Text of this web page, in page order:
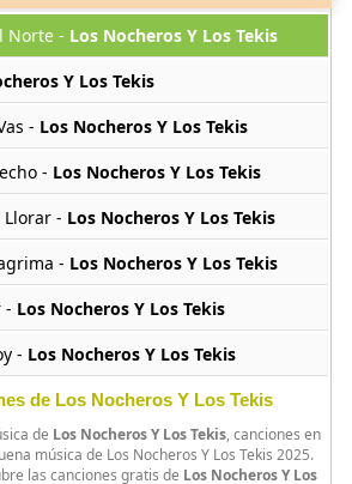
Norte - Los Nocheros Y Los Tekis
Y Los Tekis
- Los Nocheros Y Los Tekis
- Los Nocheros Y Los Tekis
- Los Nocheros Y Los Tekis
- Los Nocheros Y Los Tekis
- Los Nocheros Y Los Tekis
- Los Nocheros Y Los Tekis
de Los Nocheros Y Los Tekis
de Los Nocheros Y Los Tekis, canciones en
música de Los Nocheros Y Los Tekis 2025.
las canciones gratis de Los Nocheros Y Los